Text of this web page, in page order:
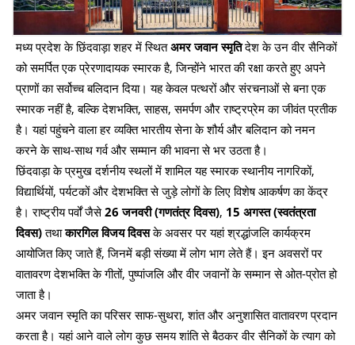
मध्य प्रदेश के छिंदवाड़ा शहर में स्थितअमर जवान स्मृतिदेश के उन वीर सैनिकों
को समर्पित एक प्रेरणादायक स्मारक है, जिन्होंने भारत की रक्षा करते हुए अपने
प्राणों का सर्वोच्च बलिदान दिया। यह केवल पत्थरों और संरचनाओं से बना एक
स्मारक नहीं है, बल्कि देशभक्ति, साहस, समर्पण और राष्ट्रप्रेम का जीवंत प्रतीक
है। यहां पहुंचने वाला हर व्यक्ति भारतीय सेना के शौर्य और बलिदान को नमन
करने के साथ-साथ गर्व और सम्मान की भावना से भर उठता है।
छिंदवाड़ा के प्रमुख दर्शनीय स्थलों में शामिल यह स्मारक स्थानीय नागरिकों,
विद्यार्थियों, पर्यटकों और देशभक्ति से जुड़े लोगों के लिए विशेष आकर्षण का केंद्र
है। राष्ट्रीय पर्वों जैसे26 जनवरी (गणतंत्र दिवस), 15 अगस्त (स्वतंत्रता
दिवस)तथाकारगिल विजय दिवसके अवसर पर यहां श्रद्धांजलि कार्यक्रम
आयोजित किए जाते हैं, जिनमें बड़ी संख्या में लोग भाग लेते हैं। इन अवसरों पर
वातावरण देशभक्ति के गीतों, पुष्पांजलि और वीर जवानों के सम्मान से ओत-प्रोत हो
जाता है।
अमर जवान स्मृति का परिसर साफ-सुथरा, शांत और अनुशासित वातावरण प्रदान
करता है। यहां आने वाले लोग कुछ समय शांति से बैठकर वीर सैनिकों के त्याग को